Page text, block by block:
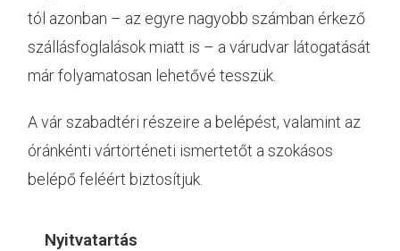
tól azonban – az egyre nagyobb számban érkező
szállásfoglalások miatt is – a várudvar látogatását
már folyamatosan lehetővé tesszük.
A vár szabadtéri részeire a belépést, valamint az
óránkénti vártörténeti ismertetőt a szokásos
belépő feléért biztosítjuk.
Nyitvatartás